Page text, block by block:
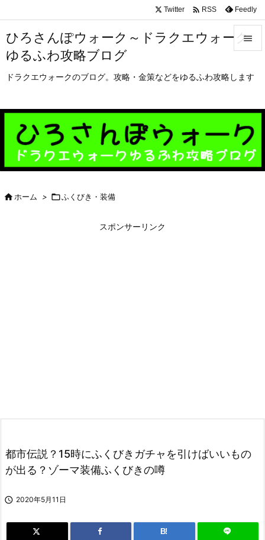
ひろさんぽウォーク～ドラクエウォーク
ゆるふわ攻略ブログ
ドラクエウォークのブログ。攻略・金策などをゆるふわ攻略します

メニュ

前へ

次へ
Twitter  RSS Feedly
ホーム > ふくびき・装備
スポンサーリンク
都市伝説？15時にふくびきガチャを引けばいいもの
が出る？ゾーマ装備ふくびきの噂
 2020年5月11日
B!